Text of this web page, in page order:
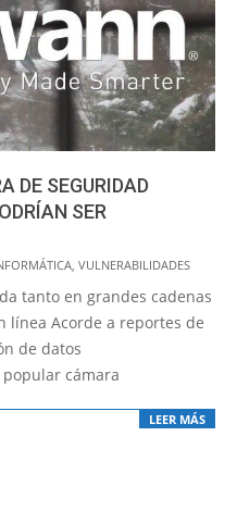
DE SEGURIDAD
SER
VULNERABILIDADES
tanto en grandes cadenas
línea Acorde a reportes de
de datos
cámara
LEER MÁS